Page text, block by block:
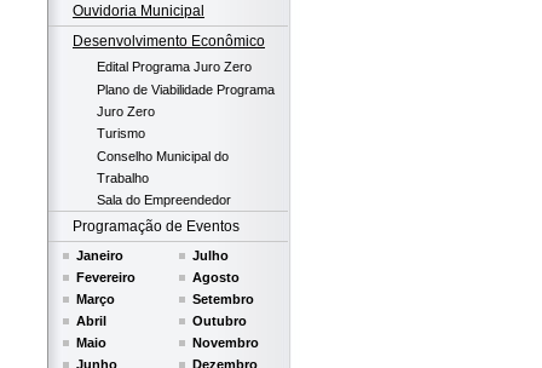
Ouvidoria Municipal
Desenvolvimento Econômico
Edital Programa Juro Zero
Plano de Viabilidade Programa
Juro Zero
Turismo
Conselho Municipal do
Trabalho
Sala do Empreendedor
Programação de Eventos
Janeiro
Fevereiro
Março
Abril
Maio
Junho
Julho
Agosto
Setembro
Outubro
Novembro
Dezembro